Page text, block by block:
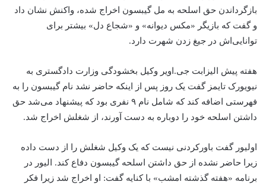
بازگرداندن حق اسلحه به مل گیبسون اخراج شده، واکنش نشان داد
و گفت که بازیگر «مکس دیوانه» و «شجاع دل» بیشتر برای
توانایی‌اش در جیغ زدن شهرت دارد.
هفته پیش الیزابت جی.اویر وکیل بخشودگی وزارت دادگستری به
نیویورک تایمز گفت یک روز پس از اینکه حاضر نشد نام گیبسون را به
فهرستی اضافه کند که شامل نام ۹ نفری بود که پیشنهاد می‌شد حق
داشتن اسلحه خود را دوباره به دست آورند، از شغلش اخراج شد.
اولیور گفت باورکردنی نیست که یک وکیل شغلش را از دست داده
زیرا حاضر نشده از حق داشتن اسلحه گیبسون دفاع کند. الیور در
برنامه «هفته گذشته امشب» با کنایه گفت: او اخراج شد زیرا فکر